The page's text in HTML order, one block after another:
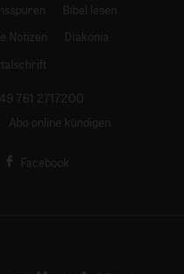
Bibel lesen
Notizen
Diakonia
761 2717200
Abo online kündigen
Facebook